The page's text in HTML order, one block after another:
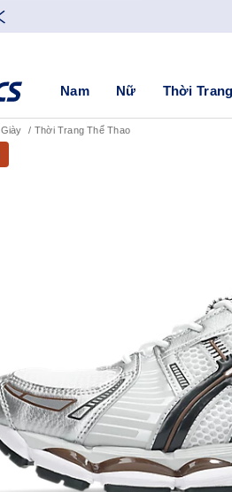
Nam Nữ Thời
Giày Thời Trang Thể Thao